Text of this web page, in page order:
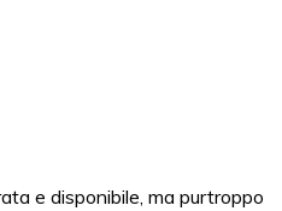
e disponibile, ma purtroppo